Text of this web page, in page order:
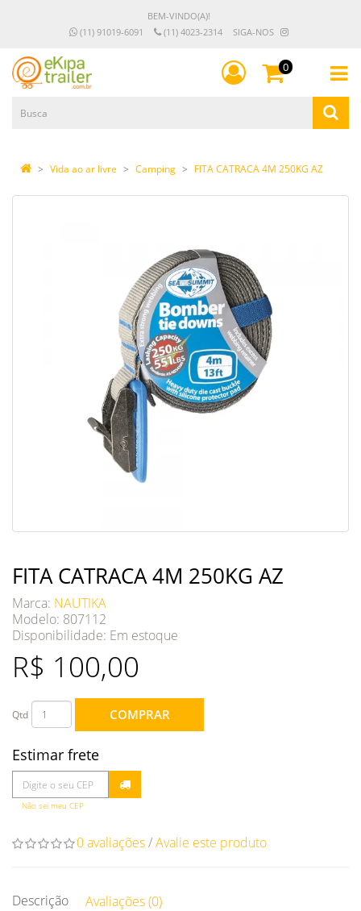
BEM-VINDO(A)!
(11) 91019-6091
(11) 4023-2314 SIGA-NOS
0
Vida ao ar livre Camping FITA CATRACA 4M 250KG AZ
FITA CATRACA 4M 250KG AZ
Marca: NAUTIKA
Modelo: 807112
Disponibilidade: Em estoque
R$ 100,00
Qtd COMPRAR
Estimar frete
Não sei meu CEP
0 avaliações/Avalie este produto
Descrição Avaliações (0)